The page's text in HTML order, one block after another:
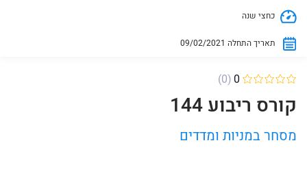
כחצי שנה
(0) 0
קורס ריבוע 144
מסחר במניות ומדדים